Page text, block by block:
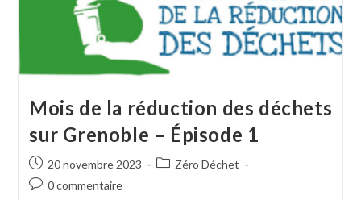
Mois de la réduction des déchets
sur Grenoble – Épisode 1
20 novembre 2023
Zéro Déchet
0 commentaire